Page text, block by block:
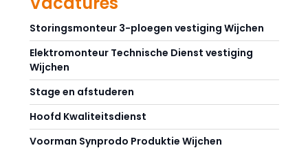
Storingsmonteur 3-ploegen vestiging Wijchen
Elektromonteur Technische Dienst vestiging
Wijchen
Stage en afstuderen
Hoofd Kwaliteitsdienst
Voorman Synprodo Produktie Wijchen